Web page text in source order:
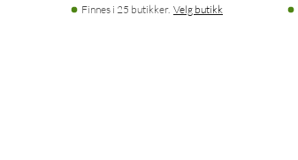
Finnes i 25 butikker. Velg butikk